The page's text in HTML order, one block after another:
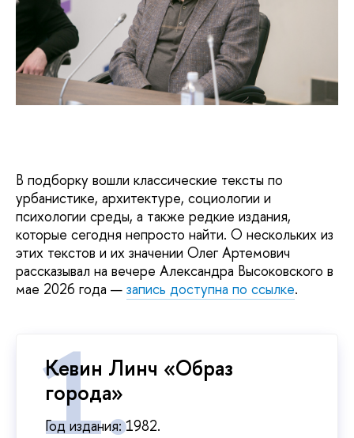
В подборку вошли классические тексты по
урбанистике, архитектуре, социологии и
психологии среды, а также редкие издания,
которые сегодня непросто найти. О нескольких из
этих текстов и их значении Олег Артемович
рассказывал на вечере Александра Высоковского в
мае 2026 года — запись доступна по ссылке.
Кевин Линч «Образ
города»
Год издания: 1982.